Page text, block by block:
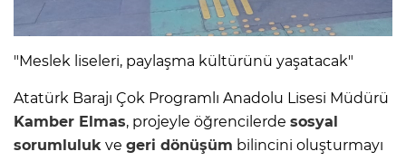
"Meslek liseleri, paylaşma kültürünü yaşatacak"
Atatürk Barajı Çok Programlı Anadolu Lisesi Müdürü
Kamber Elmas, projeyle öğrencilerde sosyal
sorumluluk ve geri dönüşüm bilincini oluşturmayı